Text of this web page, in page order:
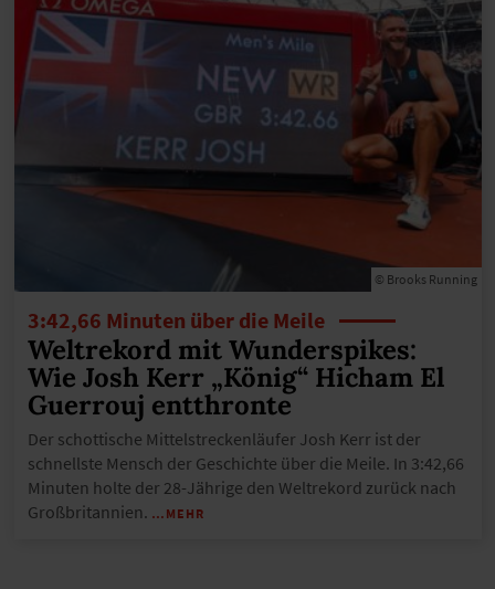
© Brooks Running
3:42,66 Minuten über die Meile
Weltrekord mit Wunderspikes:
Wie Josh Kerr „König“ Hicham El
Guerrouj entthronte
Der schottische Mittelstreckenläufer Josh Kerr ist der
schnellste Mensch der Geschichte über die Meile. In 3:42,66
Minuten holte der 28-Jährige den Weltrekord zurück nach
Großbritannien. …MEHR